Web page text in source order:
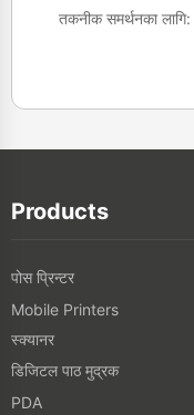
तकनीक समर्थनका लागि:
Products
पोस प्रिन्टर
Mobile Printers
स्क्यानर
डिजिटल पाठ मुद्रक
PDA